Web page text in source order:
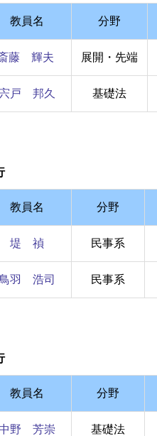
教員名 分野
藤 輝夫 展開・先端
戸 邦久 基礎法
教員名 分野
堤 禎 民事系
羽 浩司 民事系
教員名 分野
野 芳崇 基礎法